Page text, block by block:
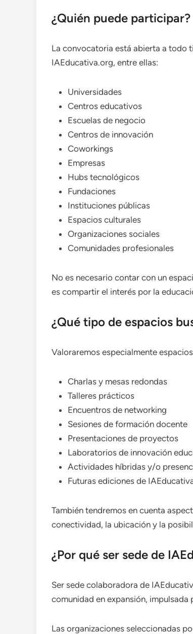
¿Quién puede participar?
La convocatoria está abierta a todo
IAEducativa.org, entre ellas:
Universidades
Centros educativos
Escuelas de negocio
Centros de innovación
Coworkings
Empresas
Hubs tecnológicos
Fundaciones
Instituciones públicas
Espacios culturales
Organizaciones sociales
Comunidades profesionales
No es necesario contar con un
es compartir el interés por la
¿Qué tipo de espacios
Valoraremos especialmente
Charlas y mesas redondas
Talleres prácticos
Encuentros de networking
Sesiones de formación docente
Presentaciones de proyectos
Laboratorios de innovación
Actividades híbridas y/o
Futuras ediciones de
También tendremos en cuenta
conectividad, la ubicación y la
¿Por qué ser sede de
Ser sede colaboradora de
comunidad en expansión, impulsada
Las organizaciones seleccionadas